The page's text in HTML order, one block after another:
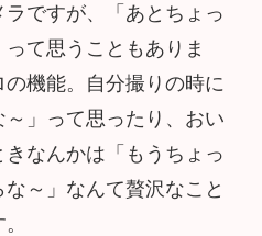
ですが、「あとちょっ
て思うこともありま
機能。自分撮りの時に
～」って思ったり、おい
なんかは「もうちょっ
～」なんて贅沢なこと